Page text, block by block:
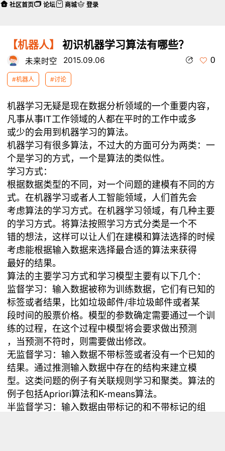
【机器人】 初识机器学习算法有哪些？
未来时空 2015.09.06 0
#机器人 #讨论
机器学习无疑是现在数据分析领域的一个重要内容，
凡事从事IT工作领域的人都在平时的工作中或多
或少的会用到机器学习的算法。
机器学习有很多算法，不过大的方面可分为两类：一
个是学习的方式，一个是算法的类似性。
学习方式：
根据数据类型的不同，对一个问题的建模有不同的方
式。在机器学习或者人工智能领域，人们首先会
考虑算法的学习方式。在机器学习领域，有几种主要
的学习方式。将算法按照学习方式分类是一个不
错的想法，这样可以让人们在建模和算法选择的时候
考虑能根据输入数据来选择最合适的算法来获得
最好的结果。
算法的主要学习方式和学习模型主要有以下几个：
监督学习：输入数据被称为训练数据，它们有已知的
标签或者结果，比如垃圾邮件/非垃圾邮件或者某
段时间的股票价格。模型的参数确定需要通过一个训
练的过程，在这个过程中模型将会要求做出预测
，当预测不符时，则需要做出修改。
无监督学习：输入数据不带标签或者没有一个已知的
结果。通过推测输入数据中存在的结构来建立模
型。这类问题的例子有关联规则学习和聚类。算法的
例子包括Apriori算法和K-means算法。
半监督学习：输入数据由带标记的和不带标记的组
社区首页 论坛 商城 登录